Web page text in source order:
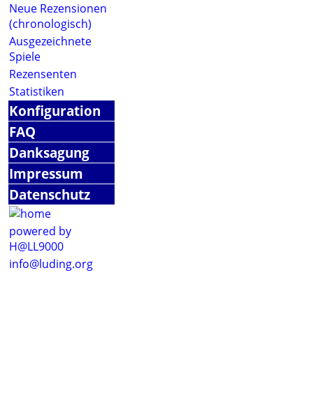
Neue Rezensionen
(chronologisch)
Ausgezeichnete
Spiele
Rezensenten
Statistiken
Konfiguration
FAQ
Danksagung
Impressum
Datenschutz
powered by
H@LL9000
info@luding.org